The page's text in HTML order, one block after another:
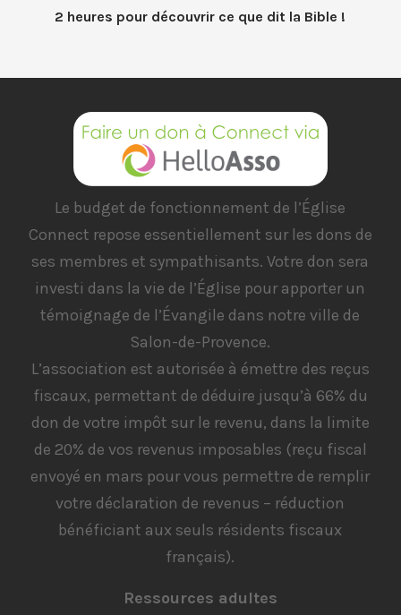
2 heures pour découvrir ce que dit la Bible !
Le budget de fonctionnement de l’Église
Connect repose essentiellement sur les dons de
ses membres et sympathisants. Votre don sera
investi dans la vie de l’Église pour apporter un
témoignage de l’Évangile dans notre ville de
Salon-de-Provence.
L’association est autorisée à émettre des reçus
fiscaux, permettant de déduire jusqu’à 66% du
don de votre impôt sur le revenu, dans la limite
de 20% de vos revenus imposables (reçu fiscal
envoyé en mars pour vous permettre de remplir
votre déclaration de revenus – réduction
bénéficiant aux seuls résidents fiscaux
français).
Ressources adultes